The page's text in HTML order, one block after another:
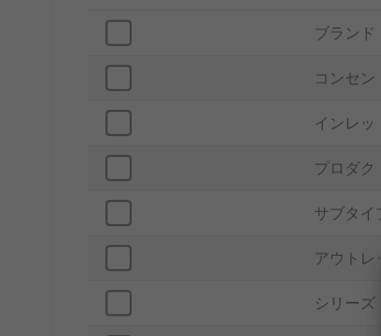
ブランド
コンセン
インレ
プロダク
サブタイ
アウト
シリーズ